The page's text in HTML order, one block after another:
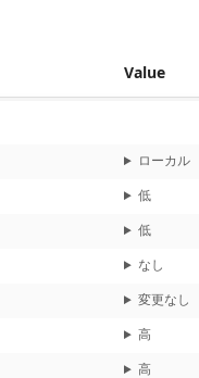
Value
ローカル
低
低
なし
変更なし
高
高